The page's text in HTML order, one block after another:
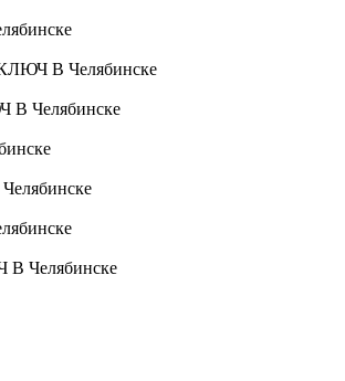
В Челябинске
Челябинске
Челябинске